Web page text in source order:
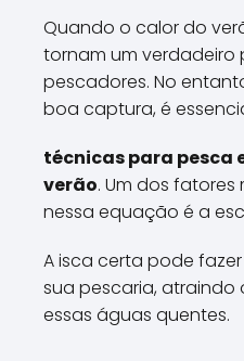
Quando o calor do
tornam um verdadeiro
pescadores. No
boa captura, é
técnicas para pesca
verão. Um dos
nessa equação é a
A isca certa pode
sua pescaria, atraindo
essas águas quentes.